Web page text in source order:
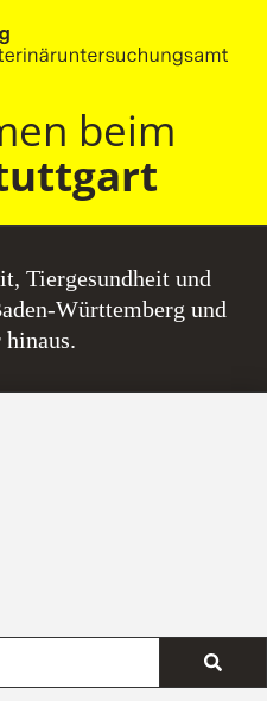
beim
Tiergesundheit und
Württemberg und
hinaus.